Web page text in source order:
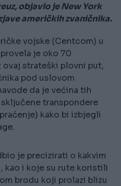
objavio je New York
američkih zvaničnika.
vojske (Centcom) u
je oko 70
strateški plovni put,
pod uslovom
da je većina tih
transpondere
kako bi izbjegli
je precizirati o kakvim
kao i koje su rute koristili
brodu koji prolazi blizu